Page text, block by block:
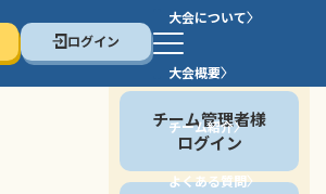
ログイン
大会について
大会概要
チーム紹介
よくある質問
会員の方
チーム管理者様
ログイン